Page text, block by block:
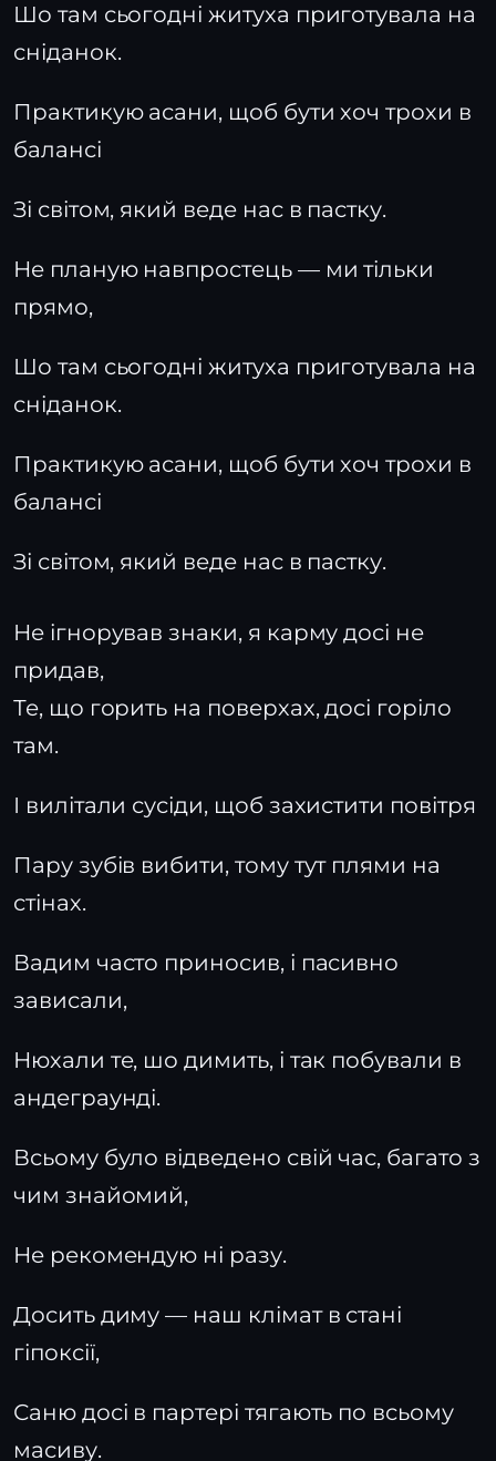
Шо там сьогодні житуха приготувала на
сніданок.
Практикую асани, щоб бути хоч трохи в
балансі
Зі світом, який веде нас в пастку.
Не планую навпростець — ми тільки
прямо,
Шо там сьогодні житуха приготувала на
сніданок.
Практикую асани, щоб бути хоч трохи в
балансі
Зі світом, який веде нас в пастку.
Не ігнорував знаки, я карму досі не
придав,
Те, що горить на поверхах, досі горіло
там.
І вилітали сусіди, щоб захистити повітря
Пару зубів вибити, тому тут плями на
стінах.
Вадим часто приносив, і пасивно
зависали,
Нюхали те, шо димить, і так побували в
андеграунді.
Всьому було відведено свій час, багато з
чим знайомий,
Не рекомендую ні разу.
Досить диму — наш клімат в стані
гіпоксії,
Саню досі в партері тягають по всьому
масиву.